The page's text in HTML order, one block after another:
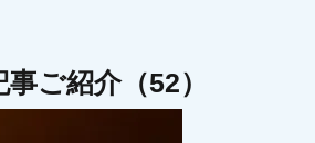
ご紹介（52）